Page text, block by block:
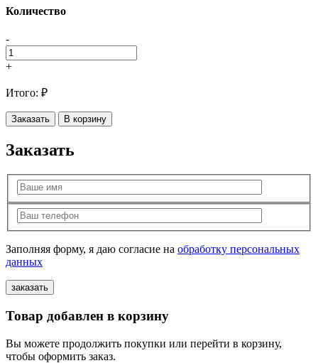
Количество
-
+
Итого: ₽
Заказать В корзину
Заказать
Заполняя форму, я даю согласие на обработку персональных
данных
Товар добавлен в корзину
Вы можете продолжить покупки или перейти в корзину,
чтобы оформить заказ.